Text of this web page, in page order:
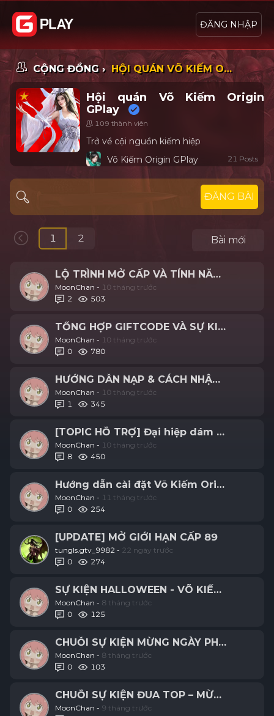
ĐĂNG NHẬP
CỘNG ĐỒNG › HỘI QUÁN VÕ KIẾM ORIGIN GPLAY
Hội quán Võ Kiếm Origin
GPlay
109 thành viên
Trở về cội nguồn kiếm hiệp
Võ Kiếm Origin GPlay
21 Posts
ĐĂNG BÀI
1 2 Bài mới
LỘ TRÌNH MỞ CẤP VÀ TÍNH NĂNG – THỜI
MoonChan - 10 tháng trước
2
503
TỔNG HỢP GIFTCODE VÀ SỰ KIỆN MỚI
MoonChan - 10 tháng trước
0
780
HƯỚNG DẪN NẠP & CÁCH NHẬP
MoonChan - 10 tháng trước
1
345
[TOPIC HỖ TRỢ] Đại hiệp dám hỏi -
MoonChan - 10 tháng trước
8
450
Hướng dẫn cài đặt Võ Kiếm Origin từ ứng
MoonChan - 11 tháng trước
0
254
[UPDATE] MỞ GIỚI HẠN CẤP 89
tungls.gtv_9982 - 22 ngày trước
0
274
SỰ KIỆN HALLOWEEN - VÕ KIẾM ORIGIN
MoonChan - 8 tháng trước
0
125
CHUỖI SỰ KIỆN MỪNG NGÀY PHỤ NỮ
MoonChan - 8 tháng trước
0
103
CHUỖI SỰ KIỆN ĐUA TOP – MỪNG RA
MoonChan - 9 tháng trước